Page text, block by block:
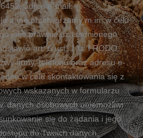
adres e-mail:
dane przetwarzamy m.in. w celu
jako prawnie uzasadnionego
art. 6 ust. 1 lit. f RODO.
firmy, telefonu oraz adresu e-
w celu skontaktowania się z
wskazanych w formularzu
danych osobowych uniemożliwi
się do żądania i jego
do Twoich danych,